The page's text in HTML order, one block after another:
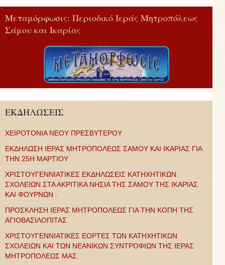
Μεταμόρφωσις: Περιοδικό Ιεράς Μητροπόλεως
Σάμου και Ικαρίας
ΕΚΔΗΛΩΣΕΙΣ
ΧΕΙΡΟΤΟΝΙΑ ΝΕΟΥ ΠΡΕΣΒΥΤΕΡΟΥ
ΕΚΔΗΛΩΣΗ ΙΕΡΑΣ ΜΗΤΡΟΠΟΛΕΩΣ ΣΑΜΟΥ ΚΑΙ ΙΚΑΡΙΑΣ ΓΙΑ
ΤΗΝ 25Η ΜΑΡΤΙΟΥ
ΧΡΙΣΤΟΥΓΕΝΝΙΑΤΙΚΕΣ ΕΚΔΗΛΩΣΕΙΣ ΚΑΤΗΧΗΤΙΚΩΝ
ΣΧΟΛΕΙΩΝ ΣΤΑ ΑΚΡΙΤΙΚΑ ΝΗΣΙΑ ΤΗΣ ΣΑΜΟΥ ΤΗΣ ΙΚΑΡΙΑΣ
ΚΑΙ ΦΟΥΡΝΩΝ .
ΠΡΟΣΚΛΗΣΗ ΙΕΡΑΣ ΜΗΤΡΟΠΟΛΕΩΣ ΓΙΑ ΤΗΝ ΚΟΠΗ ΤΗΣ
ΑΓΙΟΒΑΣΙΛΟΠΙΤΑΣ
ΧΡΙΣΤΟΥΓΕΝΝΙΑΤΙΚΕΣ ΕΟΡΤΕΣ ΤΩΝ ΚΑΤΗΧΗΤΙΚΩΝ
ΣΧΟΛΕΙΩΝ ΚΑΙ ΤΩΝ ΝΕΑΝΙΚΩΝ ΣΥΝΤΡΟΦΙΩΝ ΤΗΣ ΙΕΡΑΣ
ΜΗΤΡΟΠΟΛΕΩΣ ΜΑΣ.